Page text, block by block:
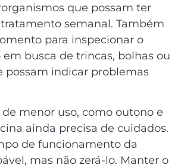
que possam ter
semanal. Também
para inspecionar o
busca de trincas, bolhas ou
possam indicar problemas
de menor uso, como outono e
ainda precisa de cuidados.
de funcionamento da
mas não zerá-lo. Manter o